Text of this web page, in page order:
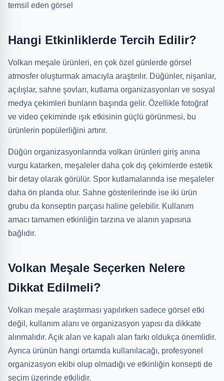
temsil eden görsel
Hangi Etkinliklerde Tercih Edilir?
Volkan meşale ürünleri, en çok özel günlerde görsel
atmosfer oluşturmak amacıyla araştırılır. Düğünler, nişanlar,
açılışlar, sahne şovları, kutlama organizasyonları ve sosyal
medya çekimleri bunların başında gelir. Özellikle fotoğraf
ve video çekiminde ışık etkisinin güçlü görünmesi, bu
ürünlerin popülerliğini artırır.
Düğün organizasyonlarında volkan ürünleri giriş anına
vurgu katarken, meşaleler daha çok dış çekimlerde estetik
bir detay olarak görülür. Spor kutlamalarında ise meşaleler
daha ön planda olur. Sahne gösterilerinde ise iki ürün
grubu da konseptin parçası haline gelebilir. Kullanım
amacı tamamen etkinliğin tarzına ve alanın yapısına
bağlıdır.
Volkan Meşale Seçerken Nelere
Dikkat Edilmeli?
Volkan meşale araştırması yapılırken sadece görsel etki
değil, kullanım alanı ve organizasyon yapısı da dikkate
alınmalıdır. Açık alan ve kapalı alan farkı oldukça önemlidir.
Ayrıca ürünün hangi ortamda kullanılacağı, profesyonel
organizasyon ekibi olup olmadığı ve etkinliğin konsepti de
seçim üzerinde etkilidir.